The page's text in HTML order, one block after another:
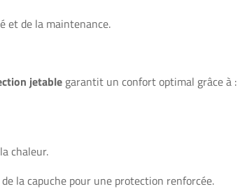
et de la maintenance.
jetable garantit un confort optimal grâce à :
chaleur.
la capuche pour une protection renforcée.